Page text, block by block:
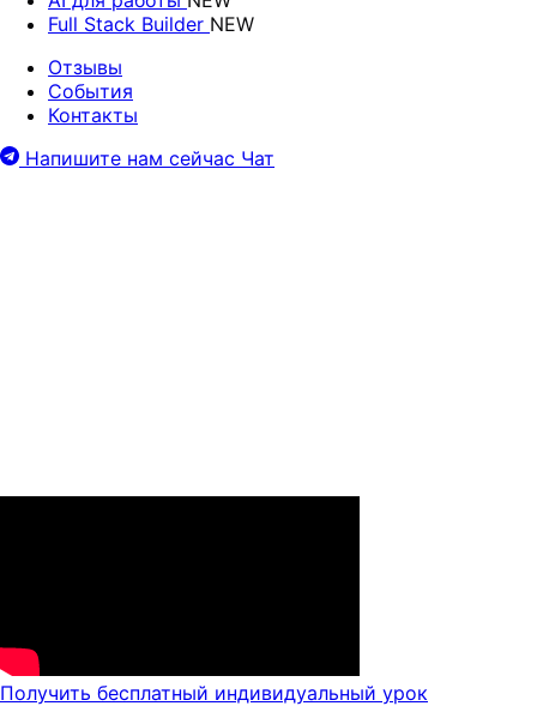
Full Stack Builder NEW
Отзывы
События
Контакты
Напишите нам сейчас Чат
Получить бесплатный индивидуальный урок